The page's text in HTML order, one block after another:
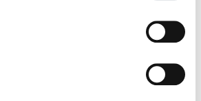
betrieblichen
Eigeninitiative, sicheres und